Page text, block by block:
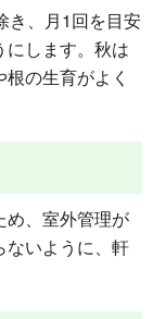
き、月1回を目安
にします。秋は
の生育がよく
め、室外管理が
ないように、軒